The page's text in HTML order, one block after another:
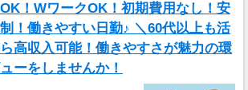
！WワークOK！初期費用なし！安
！働きやすい日勤♪ ＼60代以上も活
高収入可能！働きやすさが魅力の環
ーをしませんか！